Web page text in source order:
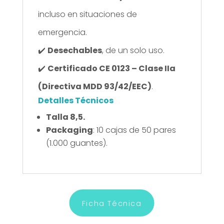
incluso en situaciones de
emergencia.
✔️ Desechables, de un solo uso.
✔️ Certificado CE 0123 – Clase IIa
(Directiva MDD 93/42/EEC).
Detalles Técnicos
Talla 8,5.
Packaging: 10 cajas de 50 pares
(1.000 guantes).
Ficha Técnica